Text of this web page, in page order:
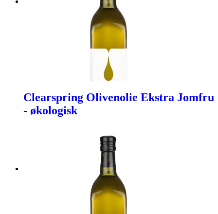
Clearspring Olivenolie Ekstra Jomfru
- økologisk